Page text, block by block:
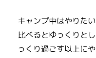
キャンプ中はやりた
比べるとゆっくりと
っくり過ごす以上に